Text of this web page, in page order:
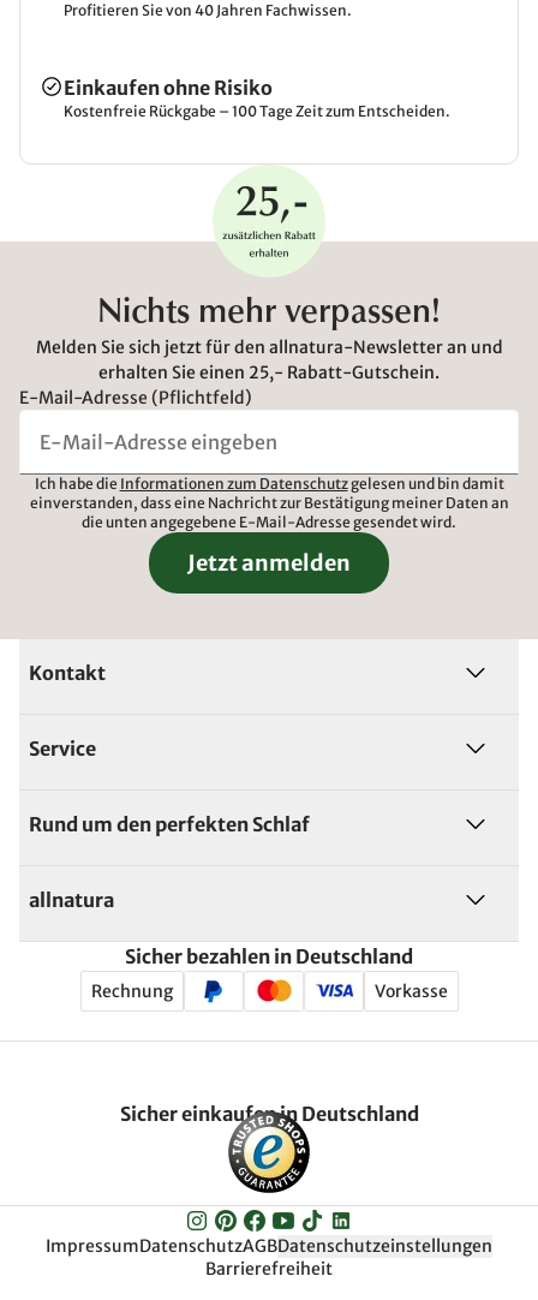
Profitieren Sie von 40 Jahren Fachwissen.
Einkaufen ohne Risiko
Kostenfreie Rückgabe – 100 Tage Zeit zum Entscheiden.
Nichts mehr verpassen!
Melden Sie sich jetzt für den allnatura-Newsletter an und
erhalten Sie einen 25,- Rabatt-Gutschein.
E-Mail-Adresse (Pflichtfeld)
Ich habe die Informationen zum Datenschutzgelesen und bin damit
einverstanden, dass eine Nachricht zur Bestätigung meiner Daten an
die unten angegebene E-Mail-Adresse gesendet wird.
Jetzt anmelden
Kontakt
Service
Rund um den perfekten Schlaf
allnatura
Sicher bezahlen in Deutschland
Rechnung Vorkasse
Sicher einkaufen in Deutschland
ImpressumDatenschutzAGBDatenschutzeinstellungen
Barrierefreiheit